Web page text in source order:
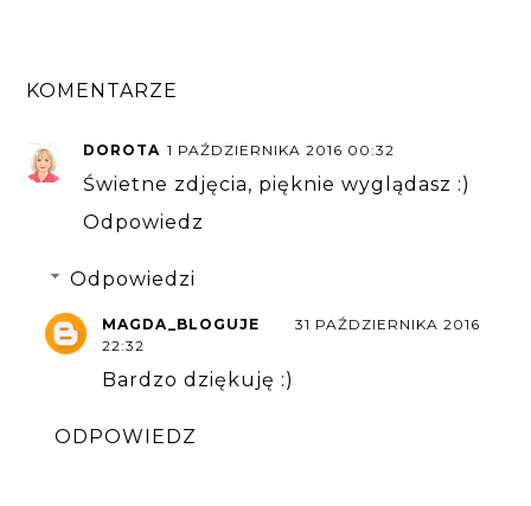
KOMENTARZE
DOROTA 1 PAŹDZIERNIKA 2016 00:32
Świetne zdjęcia, pięknie wyglądasz :)
Odpowiedz
Odpowiedzi
MAGDA_BLOGUJE
31 PAŹDZIERNIKA 2016
22:32
Bardzo dziękuję :)
ODPOWIEDZ